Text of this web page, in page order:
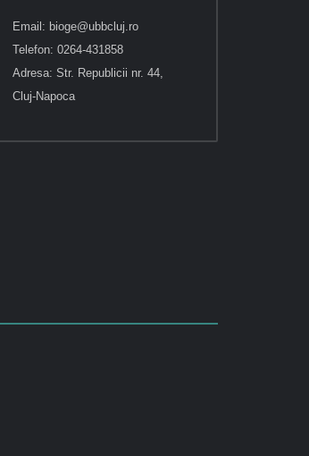
Email: bioge@ubbcluj.ro
Telefon: 0264-431858
Adresa: Str. Republicii nr. 44,
Cluj-Napoca